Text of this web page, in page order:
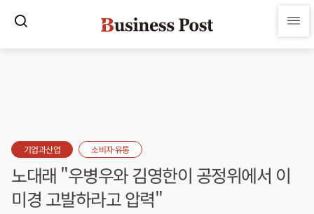
기업과산업 소비자·유통
노대래 "우병우와 김영한이 공정위에서 이
미경 고발하라고 압력"